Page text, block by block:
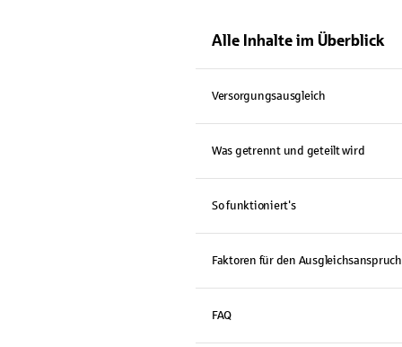
Alle Inhalte im Überblick
Versorgungsausgleich
Was getrennt und geteilt wird
So funktioniert's
Faktoren für den Ausgleichsanspruch
FAQ